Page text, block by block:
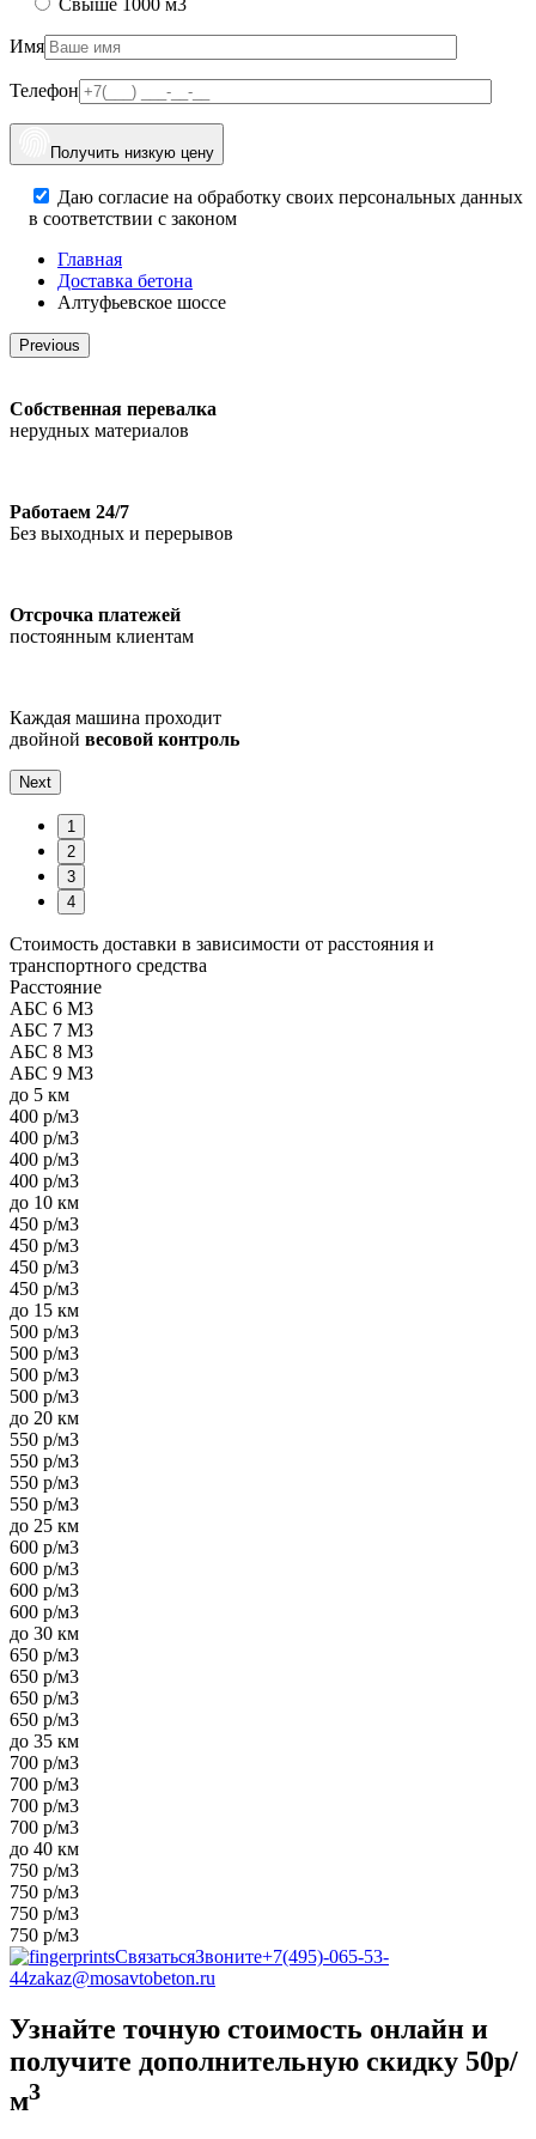
Имя
Телефон
Получить низкую цену
Даю согласие на обработку своих персональных данных
в соответствии с законом
Главная
Доставка бетона
Алтуфьевское шоссе
Previous
Собственная перевалка
нерудных материалов
Работаем 24/7
Без выходных и перерывов
Отсрочка платежей
постоянным клиентам
Каждая машина проходит
двойной весовой контроль
Next
1
2
3
4
Стоимость доставки в зависимости от расстояния и
транспортного средства
Расстояние
АБС 6 М3
АБС 7 М3
АБС 8 М3
АБС 9 М3
до 5 км
400 р/м3
400 р/м3
400 р/м3
400 р/м3
до 10 км
450 р/м3
450 р/м3
450 р/м3
450 р/м3
до 15 км
500 р/м3
500 р/м3
500 р/м3
500 р/м3
до 20 км
550 р/м3
550 р/м3
550 р/м3
550 р/м3
до 25 км
600 р/м3
600 р/м3
600 р/м3
600 р/м3
до 30 км
650 р/м3
650 р/м3
650 р/м3
650 р/м3
до 35 км
700 р/м3
700 р/м3
700 р/м3
700 р/м3
до 40 км
750 р/м3
750 р/м3
750 р/м3
750 р/м3
СвязатьсяЗвоните+7(495)-065-53-
44zakaz@mosavtobeton.ru
Узнайте точную стоимость онлайн и
получите дополнительную скидку 50р/
м3